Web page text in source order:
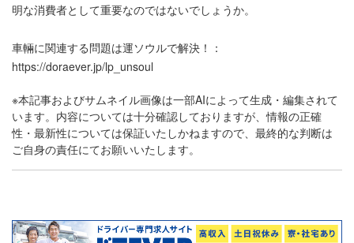
明な消費者として重要なのではないでしょうか。
車輛に関連する問題は運ソウルで解決！：
https://doraever.jp/lp_unsoul
※本記事およびサムネイル画像は一部AIによって生成・編集されて
います。内容については十分確認しておりますが、情報の正確
性・最新性については保証いたしかねますので、最終的な判断は
ご自身の責任にてお願いいたします。